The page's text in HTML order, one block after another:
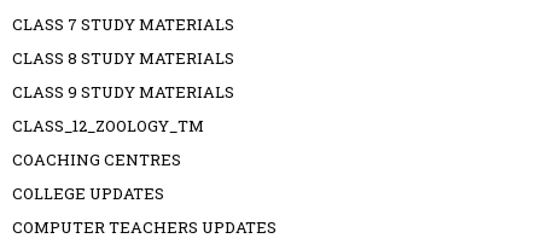
CLASS 7 STUDY MATERIALS
CLASS 8 STUDY MATERIALS
CLASS 9 STUDY MATERIALS
CLASS_12_ZOOLOGY_TM
COACHING CENTRES
COLLEGE UPDATES
COMPUTER TEACHERS UPDATES